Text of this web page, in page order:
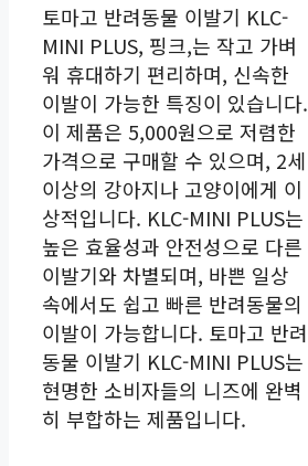
토마고 반려동물 이발기 KLC-
MINI PLUS, 핑크,는 작고 가벼
워 휴대하기 편리하며, 신속한
이발이 가능한 특징이 있습니다.
이 제품은 5,000원으로 저렴한
가격으로 구매할 수 있으며, 2세
이상의 강아지나 고양이에게 이
상적입니다. KLC-MINI PLUS는
높은 효율성과 안전성으로 다른
이발기와 차별되며, 바쁜 일상
속에서도 쉽고 빠른 반려동물의
이발이 가능합니다. 토마고 반려
동물 이발기 KLC-MINI PLUS는
현명한 소비자들의 니즈에 완벽
히 부합하는 제품입니다.